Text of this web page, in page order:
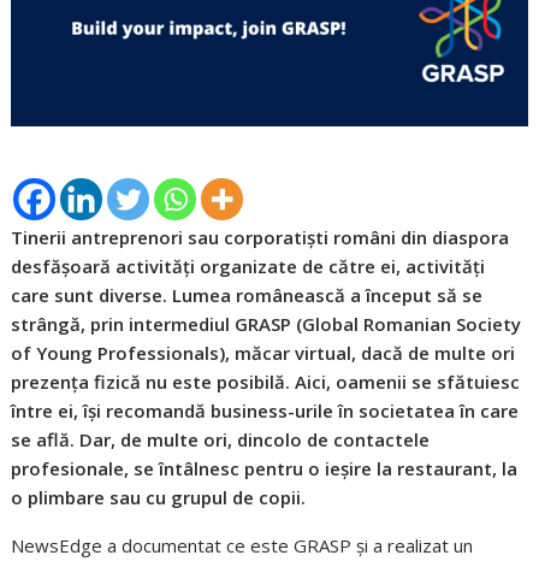
Tinerii antreprenori sau corporatiști români din diaspora
desfășoară activități organizate de către ei, activități
care sunt diverse. Lumea românească a început să se
strângă, prin intermediul GRASP (Global Romanian Society
of Young Professionals), măcar virtual, dacă de multe ori
prezența fizică nu este posibilă. Aici, oamenii se sfătuiesc
între ei, își recomandă business-urile în societatea în care
se află. Dar, de multe ori, dincolo de contactele
profesionale, se întâlnesc pentru o ieșire la restaurant, la
o plimbare sau cu grupul de copii.
NewsEdge a documentat ce este GRASP și a realizat un